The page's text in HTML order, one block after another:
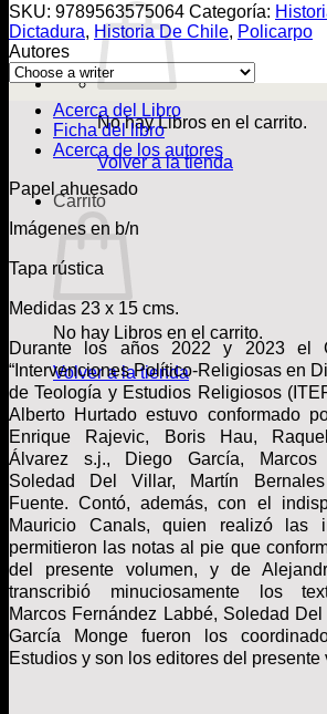
No hay Libros en el carrito.
Volver a la tienda
Carrito
No hay Libros en el carrito.
Volver a la tienda
SKU: 9789563575064 Categoría:
Dictadura, Historia De Chile, Policarpo
Autores
Acerca del Libro
Ficha del libro
Acerca de los autores
Papel ahuesado
Imágenes en b/n
Tapa rústica
Medidas 23 x 15 cms.
Durante los años 2022 y 2023 el
“Intervenciones Político-Religiosas en
de Teología y Estudios Religiosos
Alberto Hurtado estuvo conformado
Enrique Rajevic, Boris Hau,
Álvarez s.j., Diego García, Marcos
Soledad Del Villar, Martín
Fuente. Contó, además, con el
Mauricio Canals, quien realizó las
permitieron las notas al pie que
del presente volumen, y de
transcribió minuciosamente los
Marcos Fernández Labbé, Soledad
García Monge fueron los
Estudios y son los editores del presente